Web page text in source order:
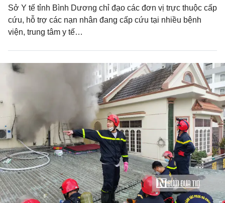
Sở Y tế tỉnh Bình Dương chỉ đạo các đơn vị trực thuộc cấp
cứu, hỗ trợ các nạn nhân đang cấp cứu tại nhiều bệnh
viện, trung tâm y tế…